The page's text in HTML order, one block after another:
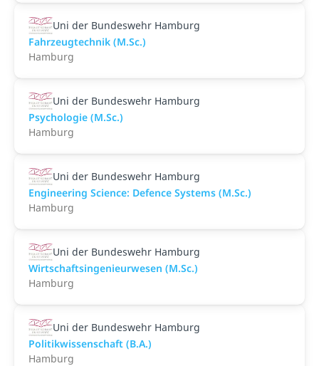
Uni der Bundeswehr Hamburg
Fahrzeugtechnik (M.Sc.)
Hamburg
Uni der Bundeswehr Hamburg
Psychologie (M.Sc.)
Hamburg
Uni der Bundeswehr Hamburg
Engineering Science: Defence Systems (M.Sc.)
Hamburg
Uni der Bundeswehr Hamburg
Wirtschaftsingenieurwesen (M.Sc.)
Hamburg
Uni der Bundeswehr Hamburg
Politikwissenschaft (B.A.)
Hamburg